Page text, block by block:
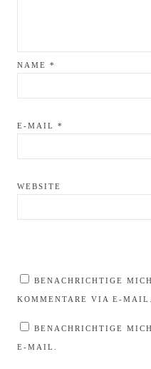
NAME *
E-MAIL *
WEBSITE
BENACHRICHTIGE
KOMMENTARE VIA E-MAIL.
BENACHRICHTIGE
E-MAIL.